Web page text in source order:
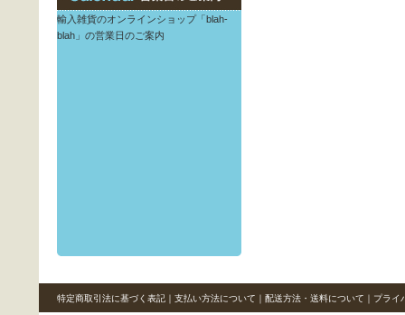
輸入雑貨のオンラインショップ「blah-
blah」の営業日のご案内
特定商取引法に基づく表記｜ 支払い方法について ｜ 配送方法・送料について ｜ プライ